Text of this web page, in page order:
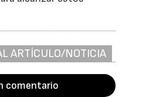
ARTÍCULO/NOTICIA
comentario